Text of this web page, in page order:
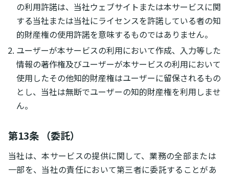
の利用許諾は、当社ウェブサイトまたは本サービスに関
する当社または当社にライセンスを許諾している者の知
的財産権の使用許諾を意味するものではありません。
ユーザーが本サービスの利用において作成、入力等した
情報の著作権及びユーザーが本サービスの利用において
使用したその他知的財産権はユーザーに留保されるもの
とし、当社は無断でユーザーの知的財産権を利用しませ
ん。
第13条 （委託）
当社は、本サービスの提供に関して、業務の全部または
一部を、当社の責任において第三者に委託することがあ